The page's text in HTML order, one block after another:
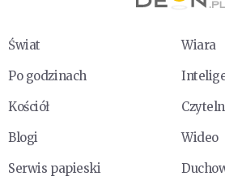
Świat
Wiara
Po godzinach
Kościół
Blogi
Wideo
Serwis papieski